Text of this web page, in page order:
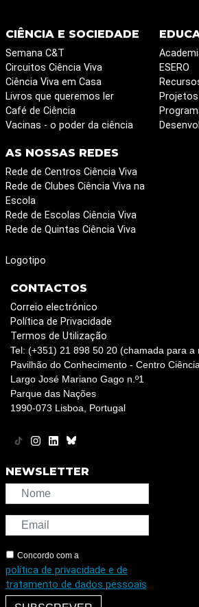
CIÊNCIA E SOCIEDADE
Semana C&T
Circuitos Ciência Viva
Ciência Viva em Casa
Livros que queremos ler
Café de Ciência
Vacinas - o poder da ciência
ESERO
AS NOSSAS REDES
Rede de Centros Ciência Viva
Rede de Clubes Ciência Viva na
Escola
Rede de Escolas Ciência Viva
Rede de Quintas Ciência Viva
Logotipo
CONTACTOS
Correio electrónico
Política de Privacidade
Termos de Utilização
Tel: (+351) 21 898 50 20 (chamada para a
Pavilhão do Conhecimento - Centro
Largo José Mariano Gago n.º1
Parque das Nações
1990-073 Lisboa, Portugal
NEWSLETTER
Concordo com a
política de privacidade e de
tratamento de dados pessoais